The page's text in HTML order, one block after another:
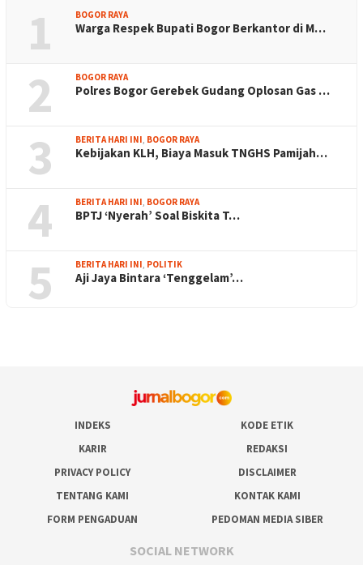
1 BOGOR RAYA
Warga Respek Bupati Bogor Berkantor di M…
2 BOGOR RAYA
Polres Bogor Gerebek Gudang Oplosan Gas …
3 BERITA HARI INI, BOGOR RAYA
Kebijakan KLH, Biaya Masuk TNGHS Pamijah…
4 BERITA HARI INI, BOGOR RAYA
BPTJ ‘Nyerah’ Soal Biskita T…
5 BERITA HARI INI, POLITIK
Aji Jaya Bintara ‘Tenggelam’…
INDEKS
KODE ETIK
KARIR
REDAKSI
PRIVACY POLICY
DISCLAIMER
TENTANG KAMI
KONTAK KAMI
FORM PENGADUAN
PEDOMAN MEDIA SIBER
SOCIAL NETWORK